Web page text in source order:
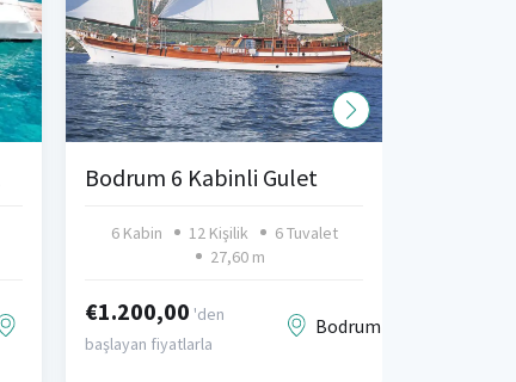
Bodrum 6 Kabinli Gulet
6 Kabin 12 Kişilik
6 Tuvalet
27,60 m
€1.200,00 'den
başlayan fiyatlarla
Bodrum